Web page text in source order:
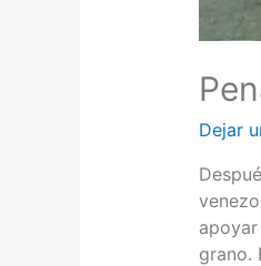
Dejar
grano.